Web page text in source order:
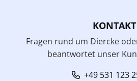
KONTAKT
Fragen rund um Diercke
beantwortet unser
+49 531 123